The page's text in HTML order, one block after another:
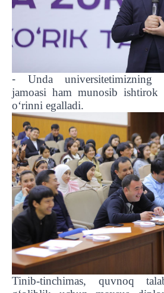
- Unda universitetimizning
jamoasi ham munosib
oʻrinni egalladi.
Tinib-tinchimas, quvnoq